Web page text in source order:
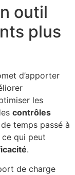
outil
plus
d’apporter
les
contrôles
temps passé à
qui peut
.
de charge